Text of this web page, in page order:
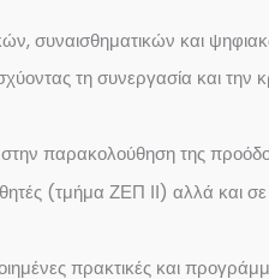
συναισθηματικών και
τη συνεργασία και την
παρακολούθηση της
(τμήμα ΖΕΠ ΙΙ) αλλά και
πρακτικές και